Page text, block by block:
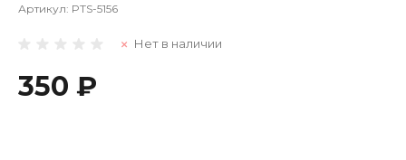
Артикул: PTS-5156
Нет в наличии
350 ₽